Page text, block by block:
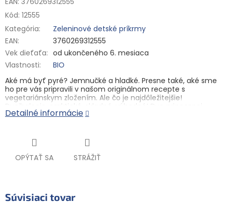
Kód: 12555
Kategória:
Zeleninové detské príkrmy
EAN:
3760269312555
Vek dieťaťa: od ukončeného 6. mesiaca
Vlastnosti:
BIO
Aké má byť pyré? Jemnučké a hladké. Presne také, aké sme
ho pre vás pripravili v našom originálnom recepte s
vegetariánskym zložením. Ale čo je najdôležitejšie!
Dvojbalenie, praktické, skladné, výhodné! Dve princeznej -
mrkva a maslová tekvica sa ujmul vlády a keby ste boli princ,
Detská výživa od ukončeného 6. mesiaca. Zeleninový príkrm
pre zvláštnu výživu dojčiat a malých detí. Varené v pare.
% bio rozmarínu. Bezgluténové.
Detailné informácie
OPÝTAŤ SA STRÁŽIŤ
Súvisiaci tovar